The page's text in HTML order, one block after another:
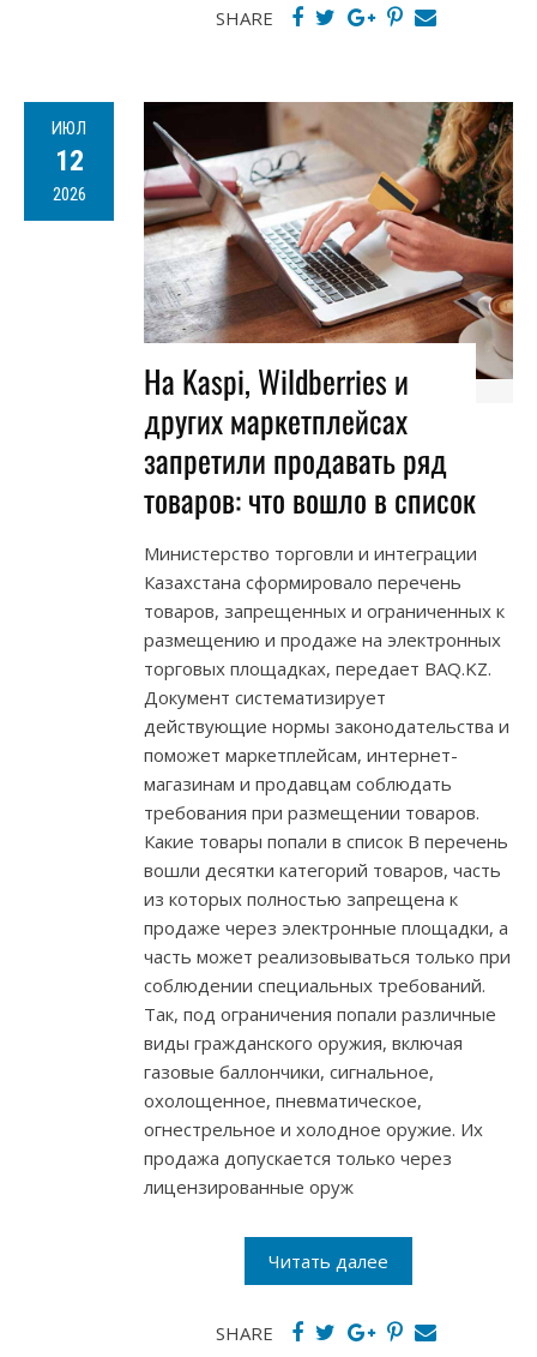
SHARE
ИЮЛ
12
2026
На Kaspi, Wildberries и
других маркетплейсах
запретили продавать ряд
товаров: что вошло в список
Министерство торговли и интеграции
Казахстана сформировало перечень
товаров, запрещенных и ограниченных к
размещению и продаже на электронных
торговых площадках, передает BAQ.KZ.
Документ систематизирует
действующие нормы законодательства и
поможет маркетплейсам, интернет-
магазинам и продавцам соблюдать
требования при размещении товаров.
Какие товары попали в список В перечень
вошли десятки категорий товаров, часть
из которых полностью запрещена к
продаже через электронные площадки, а
часть может реализовываться только при
соблюдении специальных требований.
Так, под ограничения попали различные
виды гражданского оружия, включая
газовые баллончики, сигнальное,
охолощенное, пневматическое,
огнестрельное и холодное оружие. Их
продажа допускается только через
лицензированные оруж
Читать далее
SHARE